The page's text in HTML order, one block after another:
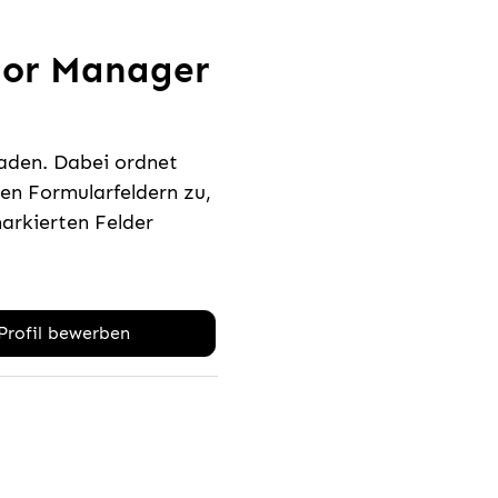
Manager
Dabei ordnet
Formularfeldern zu,
Felder
bewerben